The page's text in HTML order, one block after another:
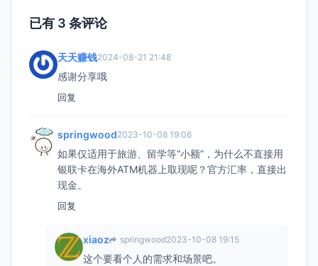
已有 3 条评论
天天赚钱2024-08-21 21:48
感谢分享哦
回复
springwood2023-10-08 19:06
如果仅适用于旅游、留学等“小额”，为什么不直接用
银联卡在海外ATM机器上取现呢？官方汇率，直接出
现金。
回复
xiaoz springwood2023-10-08 19:15
这个要看个人的需求和场景吧。